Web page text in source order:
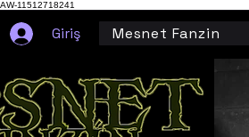
AW-11512718241
Giriş Mesnet Fanzin